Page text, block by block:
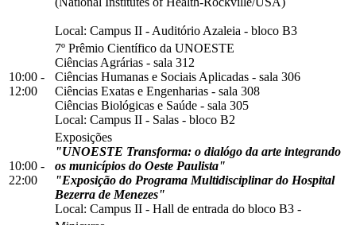
Local: Campus II - Auditório Azaleia - bloco B3
10:00 -
12:00
7º Prêmio Científico da UNOESTE
Ciências Agrárias - sala 312
Ciências Humanas e Sociais Aplicadas - sala 306
Ciências Exatas e Engenharias - sala 308
Ciências Biológicas e Saúde - sala 305
Local: Campus II - Salas - bloco B2
10:00 -
22:00
Exposições
"UNOESTE Transforma: o dialógo da arte integrando
os municípios do Oeste Paulista"
"Exposição do Programa Multidisciplinar do Hospital
Bezerra de Menezes"
Local: Campus II - Hall de entrada do bloco B3 -